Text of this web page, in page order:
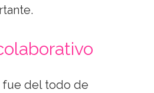
fue del todo de